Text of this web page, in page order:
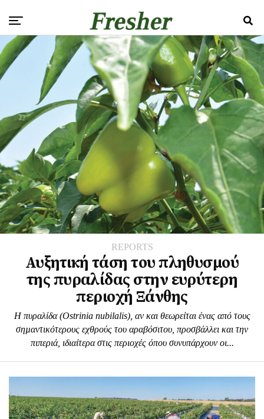
REPORTS
Αυξητική τάση του πληθυσμού
της πυραλίδας στην ευρύτερη
περιοχή Ξάνθης
Η πυραλίδα (Ostrinia nubilalis), αν και θεωρείται ένας από τους
σηµαντικότερους εχθρούς του αραβόσιτου, προσβάλλει και την
πιπεριά, ιδιαίτερα στις περιοχές όπου συνυπάρχουν οι...